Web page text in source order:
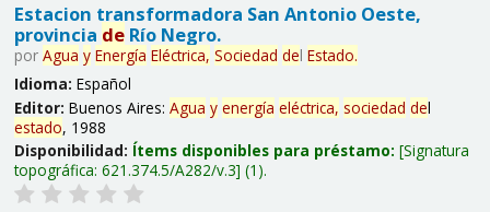
Estacion transformadora San Antonio Oeste,
provincia deRío Negro.
por Agua y Energía Eléctrica, Sociedad del Estado.
Idioma: Español
Editor: Buenos Aires: Agua y energía eléctrica, sociedad del
estado, 1988
Disponibilidad: Ítems disponibles para préstamo: Signatura
topográfica: 621.374.5/A282/v.3 (1).